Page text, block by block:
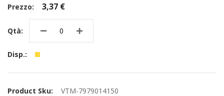
3,37 €
VTM-7979014150